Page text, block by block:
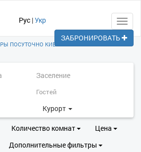
Рус |Укр
ПОСУТОЧНО КИЕВ
Курорт
Количество комнат
Цена
Дополнительные фильтры
ЗАБРОНИРОВАТЬ